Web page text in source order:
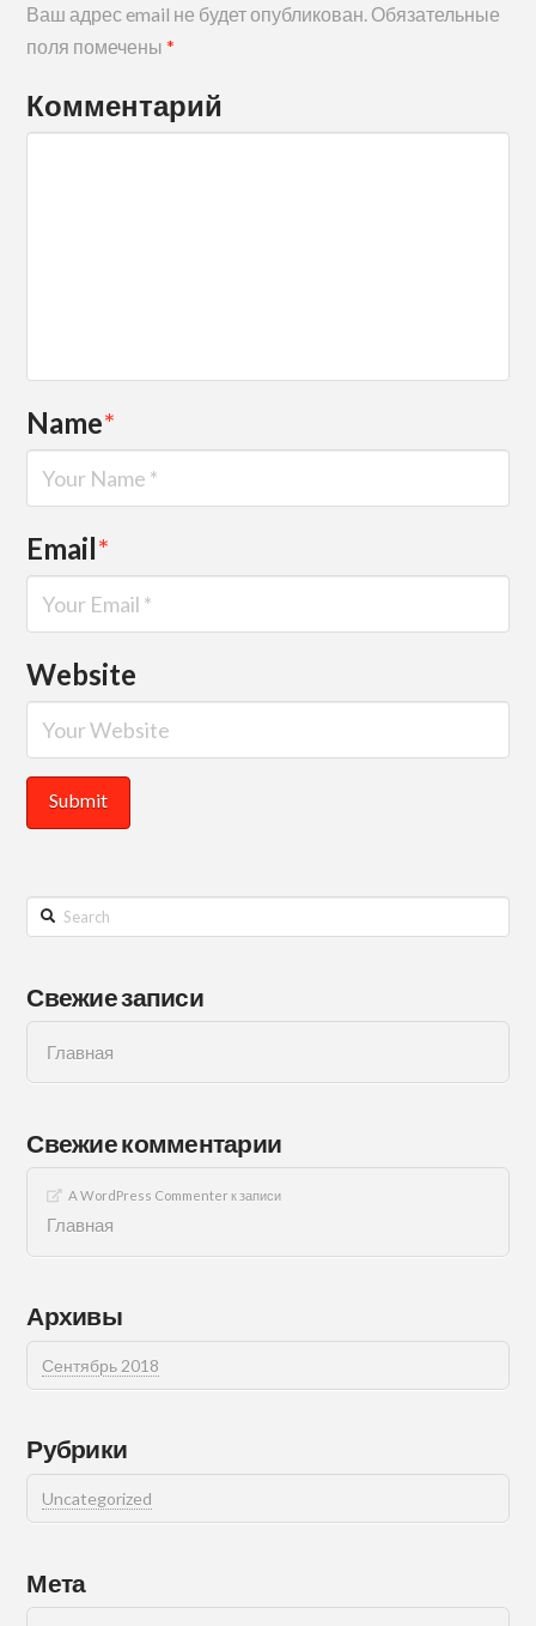
Ваш адрес email не будет опубликован. Обязательные
поля помечены*
Комментарий
Name*
Email*
Website
Search
Свежие записи
Главная
Свежие комментарии
A WordPress Commenterк записи
Главная
Архивы
Сентябрь 2018
Рубрики
Uncategorized
Мета